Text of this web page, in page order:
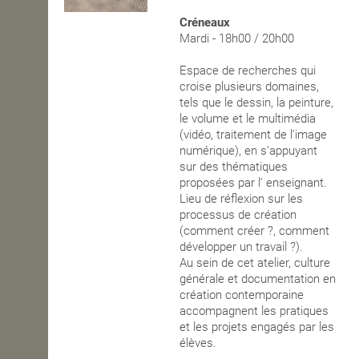
Créneaux
Mardi - 18h00 / 20h00
Espace de recherches qui
croise plusieurs domaines,
tels que le dessin, la peinture,
le volume et le multimédia
(vidéo, traitement de l’image
numérique), en s’appuyant
sur des thématiques
proposées par l’ enseignant.
Lieu de réflexion sur les
processus de création
(comment créer ?, comment
développer un travail ?).
Au sein de cet atelier, culture
générale et documentation en
création contemporaine
accompagnent les pratiques
et les projets engagés par les
élèves.